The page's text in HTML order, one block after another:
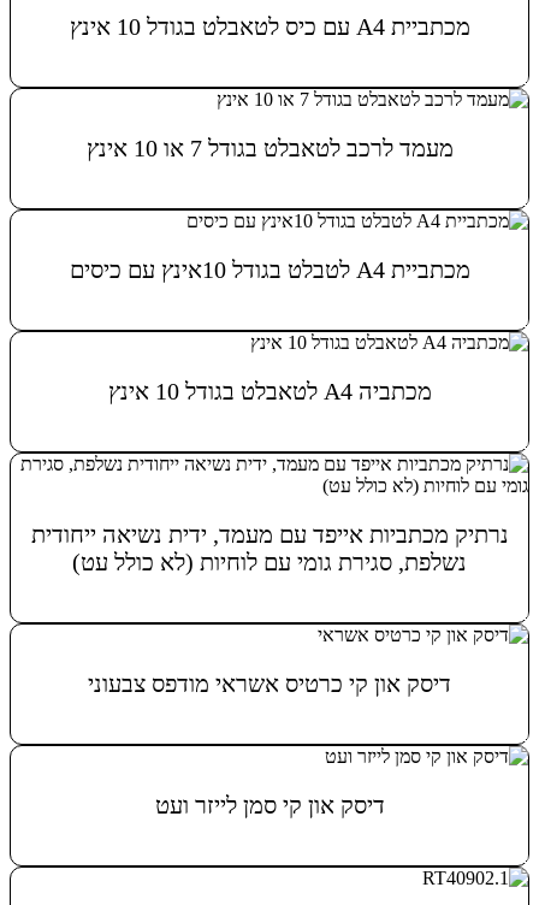
מכתביית A4 עם כיס לטאבלט בגודל 10 אינץ
מידע נוסף
מעמד לרכב לטאבלט בגודל 7 או 10 אינץ
מידע נוסף
מכתביית A4 לטבלט בגודל 10אינץ עם כיסים
מידע נוסף
מכתביה A4 לטאבלט בגודל 10 אינץ
מידע נוסף
נרתיק מכתביות אייפד עם מעמד, ידית נשיאה ייחודית
נשלפת, סגירת גומי עם לוחיות (לא כולל עט)
מידע נוסף
דיסק און קי כרטיס אשראי מודפס צבעוני
מידע נוסף
דיסק און קי סמן לייזר ועט
מידע נוסף